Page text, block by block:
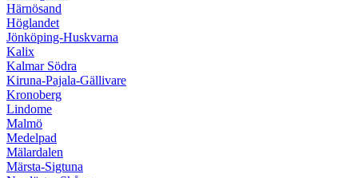
Härnösand
Höglandet
Jönköping-Huskvarna
Kalix
Kalmar Södra
Kiruna-Pajala-Gällivare
Kronoberg
Lindome
Malmö
Medelpad
Mälardalen
Märsta-Sigtuna